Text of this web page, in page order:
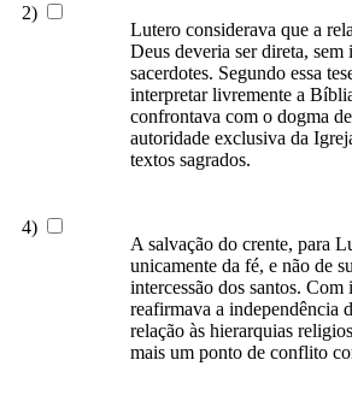
2)
Lutero considerava que a
Deus deveria ser direta, sem
sacerdotes. Segundo essa
interpretar livremente a
confrontava com o dogma
autoridade exclusiva da
textos sagrados.
4)
A salvação do crente, para
unicamente da fé, e não de
intercessão dos santos. Com
reafirmava a independência
relação às hierarquias
mais um ponto de conflito